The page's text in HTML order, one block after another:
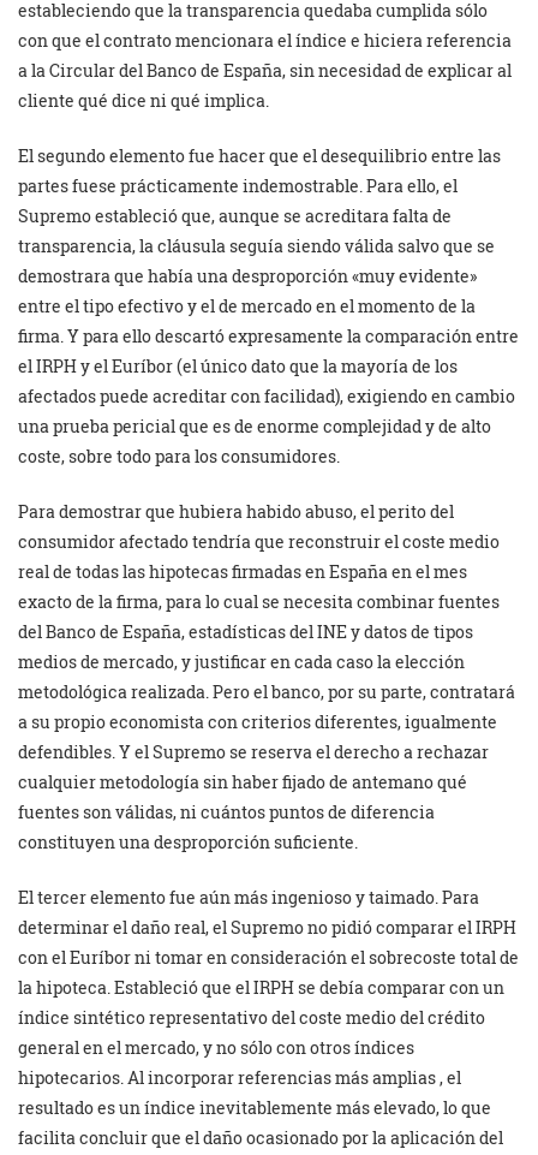
estableciendo que la transparencia quedaba cumplida sólo
con que el contrato mencionara el índice e hiciera referencia
a la Circular del Banco de España, sin necesidad de explicar al
cliente qué dice ni qué implica.
El segundo elemento fue hacer que el desequilibrio entre las
partes fuese prácticamente indemostrable. Para ello, el
Supremo estableció que, aunque se acreditara falta de
transparencia, la cláusula seguía siendo válida salvo que se
demostrara que había una desproporción «muy evidente»
entre el tipo efectivo y el de mercado en el momento de la
firma. Y para ello descartó expresamente la comparación entre
el IRPH y el Euríbor (el único dato que la mayoría de los
afectados puede acreditar con facilidad), exigiendo en cambio
una prueba pericial que es de enorme complejidad y de alto
coste, sobre todo para los consumidores.
Para demostrar que hubiera habido abuso, el perito del
consumidor afectado tendría que reconstruir el coste medio
real de todas las hipotecas firmadas en España en el mes
exacto de la firma, para lo cual se necesita combinar fuentes
del Banco de España, estadísticas del INE y datos de tipos
medios de mercado, y justificar en cada caso la elección
metodológica realizada. Pero el banco, por su parte, contratará
a su propio economista con criterios diferentes, igualmente
defendibles. Y el Supremo se reserva el derecho a rechazar
cualquier metodología sin haber fijado de antemano qué
fuentes son válidas, ni cuántos puntos de diferencia
constituyen una desproporción suficiente.
El tercer elemento fue aún más ingenioso y taimado. Para
determinar el daño real, el Supremo no pidió comparar el IRPH
con el Euríbor ni tomar en consideración el sobrecoste total de
la hipoteca. Estableció que el IRPH se debía comparar con un
índice sintético representativo del coste medio del crédito
general en el mercado, y no sólo con otros índices
hipotecarios. Al incorporar referencias más amplias , el
resultado es un índice inevitablemente más elevado, lo que
facilita concluir que el daño ocasionado por la aplicación del